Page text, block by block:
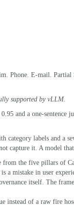
. Phone. E-mail. Partial
supported by vLLM.
0.95 and a one-sentence
category labels and a
capture it. A model
from the five pillars of
a mistake in user
itself. The
instead of a raw fire